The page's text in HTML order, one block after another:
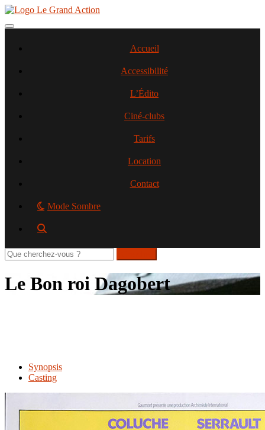
Aller
contenu
Toggle navigation
Accueil
Accessibilité
L’Édito
Ciné-clubs
Tarifs
Location
Contact
Mode Sombre
Rechercher
sur
site
Le Bon roi Dagobert
Synopsis
Casting